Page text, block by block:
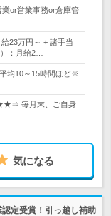
or営業事務or倉庫管
23万円～ + 諸手当
：月給2…
均10～15時間ほど※
毎月末、ご自身
気になる
定受賞！引っ越し補助